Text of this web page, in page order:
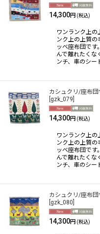
14,300円 (税込)
ワンランク上の
ンク上の上質の
ッベ座布団です
んで離れたく
ンチ、車のシー
カシュクリ/座布
gzk_079
14,300円 (税込)
ワンランク上の
ンク上の上質の
ッベ座布団です
んで離れたく
ンチ、車のシー
カシュクリ/座布
gzk_080
14,300円 (税込)